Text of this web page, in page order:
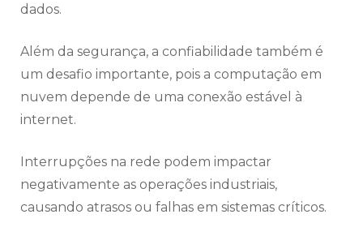
dados.
Além da segurança, a confiabilidade também é
um desafio importante, pois a computação em
nuvem depende de uma conexão estável à
internet.
Interrupções na rede podem impactar
negativamente as operações industriais,
causando atrasos ou falhas em sistemas críticos.